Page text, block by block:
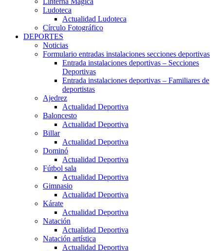
Ludoteca
Actualidad Ludoteca
Círculo Fotográfico
DEPORTES
Noticias
Formulario entradas instalaciones secciones deportivas
Entrada instalaciones deportivas – Secciones
Deportivas
Entrada instalaciones deportivas – Familiares de
deportistas
Ajedrez
Actualidad Deportiva
Baloncesto
Actualidad Deportiva
Billar
Actualidad Deportiva
Dominó
Actualidad Deportiva
Fútbol sala
Actualidad Deportiva
Gimnasio
Actualidad Deportiva
Kárate
Actualidad Deportiva
Natación
Actualidad Deportiva
Natación artística
Actualidad Deportiva